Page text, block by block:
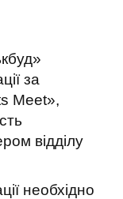
за
Meet»,
відділу
необхідно